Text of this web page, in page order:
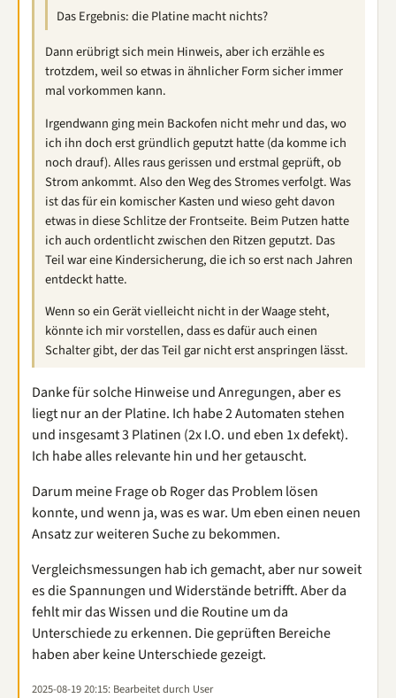
Das Ergebnis: die Platine macht nichts?
Dann erübrigt sich mein Hinweis, aber ich erzähle es
trotzdem, weil so etwas in ähnlicher Form sicher immer
mal vorkommen kann.
Irgendwann ging mein Backofen nicht mehr und das, wo
ich ihn doch erst gründlich geputzt hatte (da komme ich
noch drauf). Alles raus gerissen und erstmal geprüft, ob
Strom ankommt. Also den Weg des Stromes verfolgt. Was
ist das für ein komischer Kasten und wieso geht davon
etwas in diese Schlitze der Frontseite. Beim Putzen hatte
ich auch ordentlicht zwischen den Ritzen geputzt. Das
Teil war eine Kindersicherung, die ich so erst nach Jahren
entdeckt hatte.
Wenn so ein Gerät vielleicht nicht in der Waage steht,
könnte ich mir vorstellen, dass es dafür auch einen
Schalter gibt, der das Teil gar nicht erst anspringen lässt.
Danke für solche Hinweise und Anregungen, aber es
liegt nur an der Platine. Ich habe 2 Automaten stehen
und insgesamt 3 Platinen (2x I.O. und eben 1x defekt).
Ich habe alles relevante hin und her getauscht.
Darum meine Frage ob Roger das Problem lösen
konnte, und wenn ja, was es war. Um eben einen neuen
Ansatz zur weiteren Suche zu bekommen.
Vergleichsmessungen hab ich gemacht, aber nur soweit
es die Spannungen und Widerstände betrifft. Aber da
fehlt mir das Wissen und die Routine um da
Unterschiede zu erkennen. Die geprüften Bereiche
haben aber keine Unterschiede gezeigt.
2025-08-19 20:15: Bearbeitet durch User